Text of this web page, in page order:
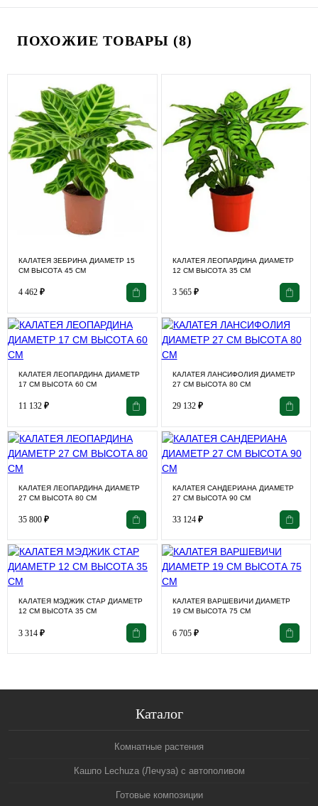
ПОХОЖИЕ ТОВАРЫ (8)
КАЛАТЕЯ ЗЕБРИНА ДИАМЕТР 15
СМ ВЫСОТА 45 СМ
4 462 ₽
КАЛАТЕЯ ЛЕОПАРДИНА ДИАМЕТР
12 СМ ВЫСОТА 35 СМ
3 565 ₽
КАЛАТЕЯ ЛЕОПАРДИНА ДИАМЕТР
17 СМ ВЫСОТА 60 СМ
11 132 ₽
КАЛАТЕЯ ЛАНСИФОЛИЯ ДИАМЕТР
27 СМ ВЫСОТА 80 СМ
29 132 ₽
КАЛАТЕЯ ЛЕОПАРДИНА ДИАМЕТР
27 СМ ВЫСОТА 80 СМ
35 800 ₽
КАЛАТЕЯ САНДЕРИАНА ДИАМЕТР
27 СМ ВЫСОТА 90 СМ
33 124 ₽
КАЛАТЕЯ МЭДЖИК СТАР ДИАМЕТР
12 СМ ВЫСОТА 35 СМ
3 314 ₽
КАЛАТЕЯ ВАРШЕВИЧИ ДИАМЕТР
19 СМ ВЫСОТА 75 СМ
6 705 ₽
Каталог
Комнатные растения
Кашпо Lechuza (Лечуза) с автополивом
Готовые композиции